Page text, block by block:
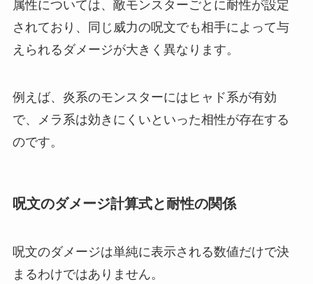
属性については、敵モンスターごとに耐性が設定
されており、同じ威力の呪文でも相手によって与
えられるダメージが大きく異なります。
例えば、炎系のモンスターにはヒャド系が有効
で、メラ系は効きにくいといった相性が存在する
のです。
呪文のダメージ計算式と耐性の関係
呪文のダメージは単純に表示される数値だけで決
まるわけではありません。